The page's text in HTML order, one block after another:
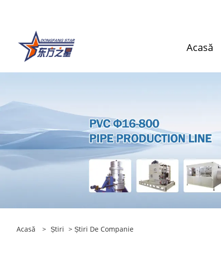
Acasă
Acasă > Știri > Știri De Companie